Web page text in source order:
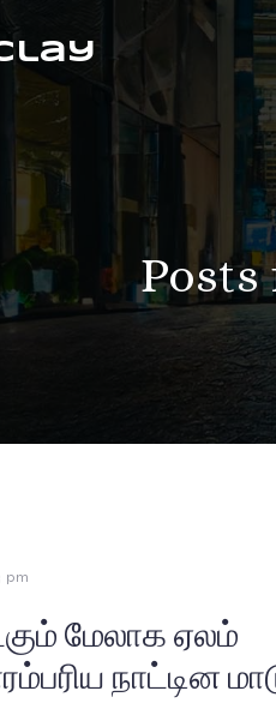
Posts
pm
மேலாக ஏலம்
நாட்டின